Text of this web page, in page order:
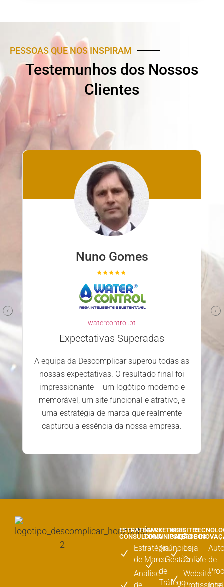
PESSOAS QUE NOS INSPIRAM
Testemunhos dos Nossos
Clientes
Nuno Gomes
watercontrol.pt
Expectativas Superadas
A equipa da Descomplicar superou todas as
nossas expectativas. O resultado final foi
impressionante – um logótipo moderno e
memorável, um site funcional e atrativo, e
uma estratégia de marca que realmente
capturou a essência da nossa empresa.
ESTRATÉGIA E
CONSULTORIA
Estratégia
de Marca
Análise
MARKETING E
COMUNICAÇÃO
Anúncios
e Gestão
de
Tráfego
WEBSITES
PODEROSOS
Loja
Online
Website
E
de